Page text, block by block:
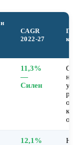
CAGR
2022-27
11,3%
—
Силен
12,1%
На